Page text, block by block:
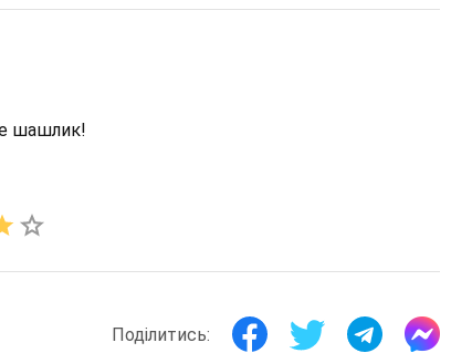
шашлик!
Поділитись: